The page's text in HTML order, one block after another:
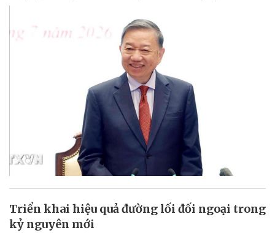
Triển khai hiệu quả đường lối đối ngoại trong
kỷ nguyên mới